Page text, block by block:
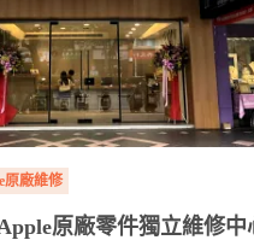
原廠維修
原廠零件獨立維修中